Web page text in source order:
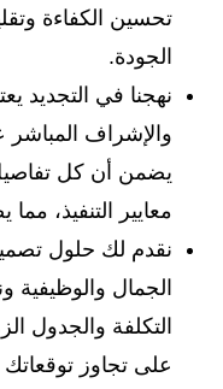
تحسين الكفاءة
الجودة.
نهجنا في التجديد
والإشراف المباشر
يضمن أن كل
معايير التنفيذ،
نقدم لك حلول
الجمال والوظيفية
التكلفة والجدول
على تجاوز